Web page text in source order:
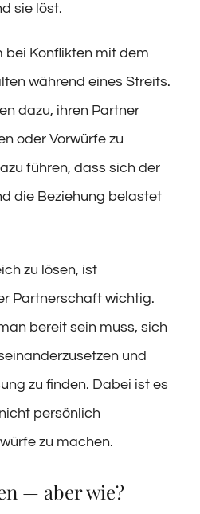
sie löst.
bei Konflikten mit dem
während eines Streits.
dazu, ihren Partner
oder Vorwürfe zu
führen, dass sich der
die Beziehung belastet
zu lösen, ist
Partnerschaft wichtig.
bereit sein muss, sich
und
zu finden. Dabei ist es
persönlich
zu machen.
— aber wie?